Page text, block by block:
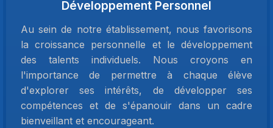
Développement Personnel
Au sein de notre établissement, nous favorisons
la croissance personnelle et le développement
des talents individuels. Nous croyons en
l'importance de permettre à chaque élève
d'explorer ses intérêts, de développer ses
compétences et de s'épanouir dans un cadre
bienveillant et encourageant.